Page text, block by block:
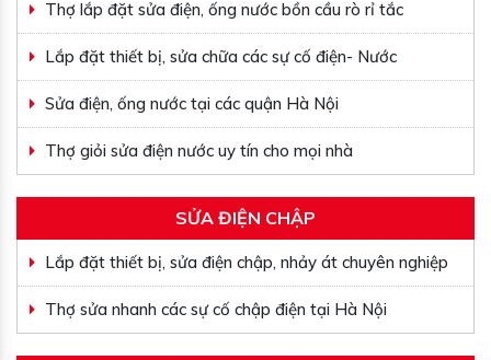
Thợ lắp đặt sửa điện, ống nước bồn cầu rò rỉ tắc
Lắp đặt thiết bị, sửa chữa các sự cố điện- Nước
Sửa điện, ống nước tại các quận Hà Nội
Thợ giỏi sửa điện nước uy tín cho mọi nhà
SỬA ĐIỆN CHẬP
Lắp đặt thiết bị, sửa điện chập, nhảy át chuyên nghiệp
Thợ sửa nhanh các sự cố chập điện tại Hà Nội